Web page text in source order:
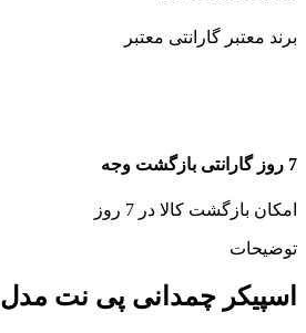
برند معتبر گارانتی معتبر
7 روز گارانتی بازگشت وجه
امکان بازگشت کالا در 7 روز
توضیحات
اسپیکر چمدانی پی نت مدل CH-1262